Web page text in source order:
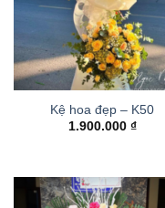
Kệ hoa đẹp – K50
1.900.000 ₫